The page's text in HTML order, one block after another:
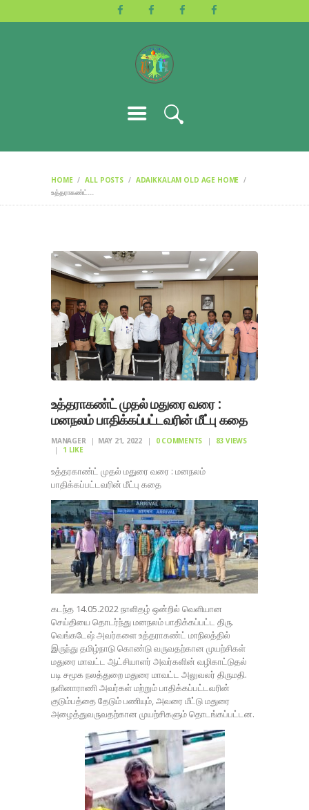
HOME ALL POSTS
ADAIKKALAM OLD AGE HOME
உத்தராகண்ட்...
ACTIVITIES
உத்தராகண்ட் முதல் மதுரை வரை :
மனநலம் பாதிக்கப்பட்டவரின் மீட்பு கதை
MANAGER MAY 21, 2022 0 COMMENTS 83 VIEWS
1 LIKE
உத்தரகாண்ட் முதல் மதுரை வரை : மனநலம்
பாதிக்கப்பட்டவரின் மீட்பு கதை
கடந்த 14.05.2022 நாளிதழ் ஒன்றில் வெளியான
செய்தியை தொடர்ந்து மனநலம் பாதிக்கப்பட்ட திரு.
வெங்கடேஷ் அவர்களை உத்தராகண்ட் மாநிலத்தில்
இருந்து தமிழ்நாடு கொண்டு வருவதற்கான முயற்சிகள்
மதுரை மாவட்ட ஆட்சியாளர் அவர்களின் வழிகாட்டுதல்
படி சமூக நலத்துறை மதுரை மாவட்ட அலுவலர் திருமதி.
நளினாராணி அவர்கள் மற்றும் பாதிக்கப்பட்டவரின்
குடும்பத்தை தேடும் பணியும், அவரை மீட்டு மதுரை
அழைத்துவருவதற்கான முயற்சிகளும் தொடங்கப்பட்டன.